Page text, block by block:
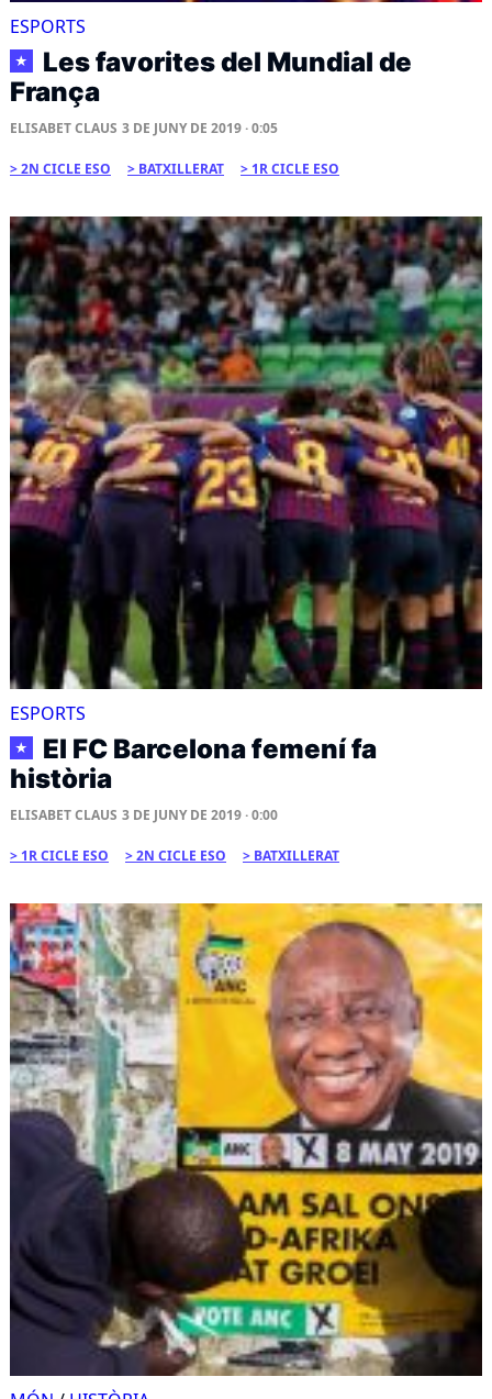
ESPORTS
★
Les favorites del Mundial de
França
ELISABET CLAUS 3 DE JUNY DE 2019 · 0:05
2N CICLE ESO BATXILLERAT 1R CICLE ESO
ESPORTS
★
El FC Barcelona femení fa
història
ELISABET CLAUS 3 DE JUNY DE 2019 · 0:00
1R CICLE ESO 2N CICLE ESO BATXILLERAT